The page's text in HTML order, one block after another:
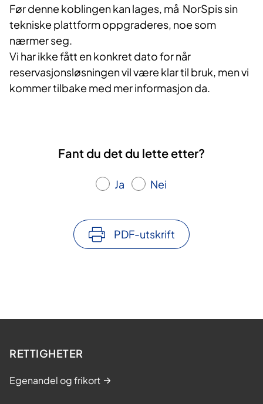
Før denne koblingen kan lages, må NorSpis sin
tekniske plattform oppgraderes, noe som
nærmer seg.
Vi har ikke fått en konkret dato for når
reservasjonsløsningen vil være klar til bruk, men vi
kommer tilbake med mer informasjon da.
Fant du det du lette etter?
Ja Nei
PDF-utskrift
RETTIGHETER
Egenandel og frikort